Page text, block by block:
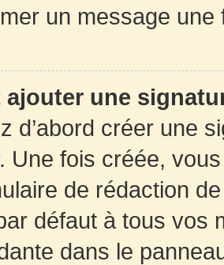
un message une
ajouter une
d’abord créer une
Une fois créée,
de rédaction
défaut à tous vos
dans le